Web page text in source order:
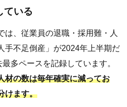
ている
は、従業員の退職・採用難・人
手不足倒産」が2024年上半期だ
多ペースを記録しています。
材の数は毎年確実に減ってお
けます。